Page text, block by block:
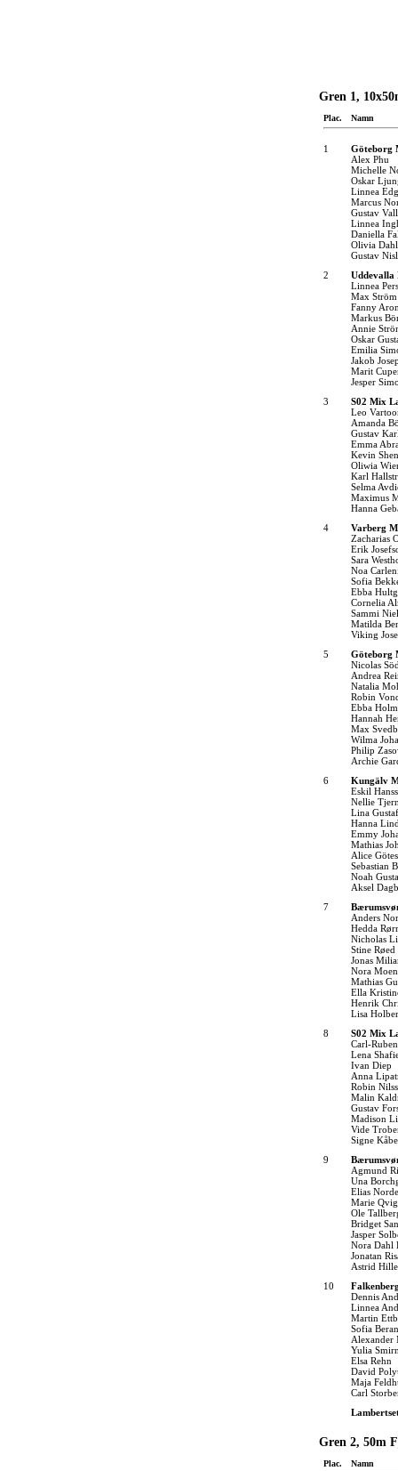
Gren 1,
Plac. Namn
1
Göteborg
Alex Phu
Michelle
Oskar
Linnea
Marcus
Gustav
Linnea
Daniella
Olivia
Gustav
2
Linnea
Max Ström
Fanny
Markus
Annie
Oskar
Emilia
Jakob
Marit
Jesper
3
S02 Mix
Leo
Amanda
Gustav
Emma
Kevin Shen
Oliwia
Karl
Selma
Maximus
Hanna
4
Varberg
Zacharias
Erik
Sara
Noa
Sofia
Ebba
Cornelia
Sammi
Matilda
Viking
5
Göteborg
Nicolas
Andrea
Natalia
Robin
Ebba
Hannah
Max
Wilma
Philip
Archie
6
Kungälv
Eskil
Nellie
Lina
Hanna
Emmy
Mathias
Alice
Sebastian
Noah
Aksel
7
Anders
Hedda
Nicholas
Stine Røed
Jonas
Nora
Mathias
Ella
Henrik
Lisa
8
S02 Mix
Carl-
Lena
Ivan Diep
Anna
Robin
Malin
Gustav
Madison
Vide
Signe
9
Agmund
Una
Elias
Marie
Ole
Bridget
Jasper
Nora Dahl
Jonatan
Astrid
10
Dennis
Linnea
Martin
Sofia
Alexander
Yulia
Elsa Rehn
David
Maja
Carl
Gren 2, 50m
Plac. Namn